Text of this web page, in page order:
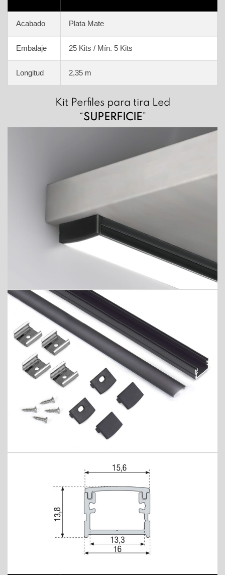
Acabado Plata Mate
Embalaje 25 Kits / Mín. 5 Kits
Longitud 2,35 m
Kit Perfiles para tira Led
“SUPERFICIE”